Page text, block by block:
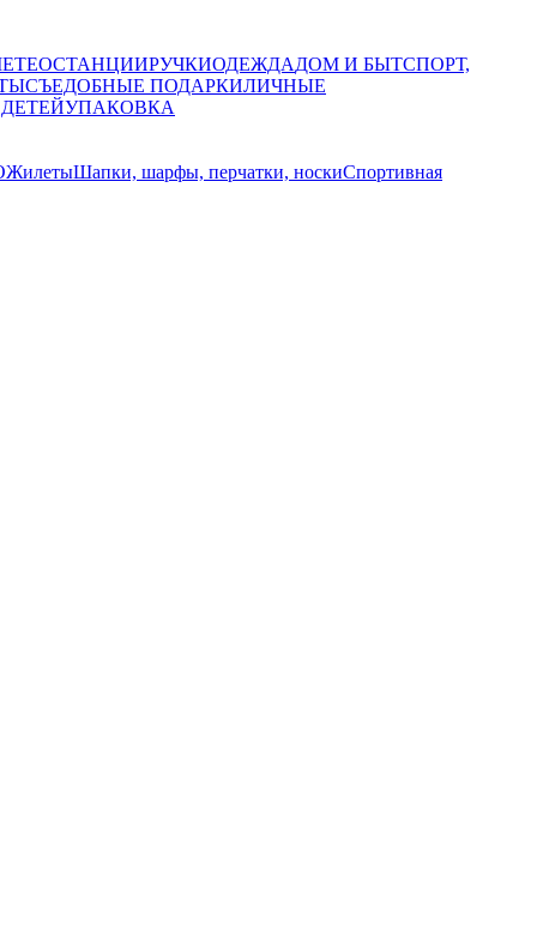
РУЧКИОДЕЖДАДОМ И БЫТСПОРТ,
СЪЕДОБНЫЕ ПОДАРКИЛИЧНЫЕ
УПАКОВКА
ЖилетыШапки, шарфы, перчатки, носкиСпортивная